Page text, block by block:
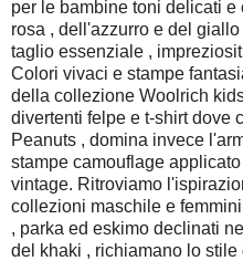
per le bambine toni delicati
rosa , dell'azzurro e del
taglio essenziale ,
Colori vivaci e stampe
della collezione Woolrich
divertenti felpe e t-shirt dove
Peanuts , domina invece
stampe camouflage
vintage. Ritroviamo
collezioni maschile e
, parka ed eskimo declinati
del khaki , richiamano lo